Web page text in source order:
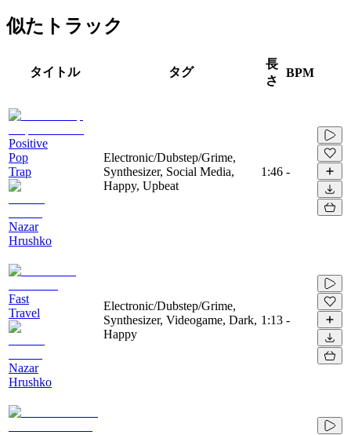
似たトラック
タイトル タグ
長
さ
BPM
Positive
Pop
Trap
Nazar
Hrushko
Electronic/Dubstep/Grime,
Synthesizer, Social Media,
Happy, Upbeat
1:46 -
Fast
Travel
Nazar
Hrushko
Electronic/Dubstep/Grime,
Synthesizer, Videogame, Dark,
Happy
1:13 -